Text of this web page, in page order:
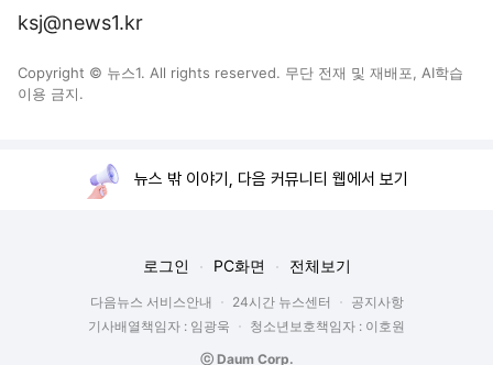
ksj@news1.kr
Copyright © 뉴스1. All rights reserved. 무단 전재 및 재배포, AI학습
이용 금지.
뉴스 밖 이야기, 다음 커뮤니티 웹에서 보기
로그인 PC화면 전체보기
다음뉴스 서비스안내 24시간 뉴스센터
공지사항
기사배열책임자 : 임광욱
청소년보호책임자 : 이호원
ⓒ Daum Corp.